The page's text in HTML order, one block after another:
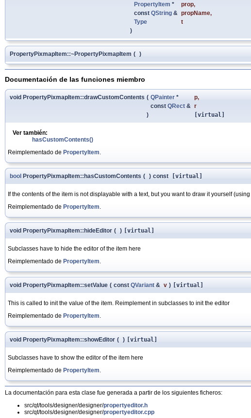
PropertyItem * prop,
const QString & propName,
Type
t
)
PropertyPixmapItem::~PropertyPixmapItem ( )
Documentación de las funciones miembro
void PropertyPixmapItem::drawCustomContents ( QPainter * p,
const QRect & r
)
[virtual]
Ver también:
hasCustomContents()
Reimplementado de PropertyItem
bool PropertyPixmapItem::hasCustomContents ( ) const [virtual]
If the contents of the item is not displayable with a text, but you want to draw it yourself (using
Reimplementado de PropertyItem
void PropertyPixmapItem::hideEditor ( ) [virtual]
Subclasses have to hide the editor of the item here
Reimplementado de PropertyItem
void PropertyPixmapItem::setValue ( const QVariant & v ) [virtual]
This is called to init the value of the item. Reimplement in subclasses to init the editor
Reimplementado de PropertyItem
void PropertyPixmapItem::showEditor ( ) [virtual]
Subclasses have to show the editor of the item here
Reimplementado de PropertyItem
La documentación para esta clase fue generada a partir de los siguientes ficheros:
src/qt/tools/designer/designer/propertyeditor.h
src/qt/tools/designer/designer/propertyeditor.cpp